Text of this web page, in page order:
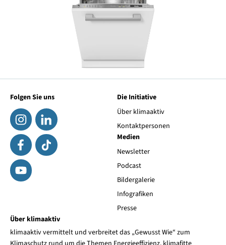
Folgen Sie uns
Die Initiative
Über klimaaktiv
Kontaktpersonen
Medien
Newsletter
Podcast
Bildergalerie
Infografiken
Presse
Über klimaaktiv
klimaaktiv vermittelt und verbreitet das „Gewusst Wie“ zum